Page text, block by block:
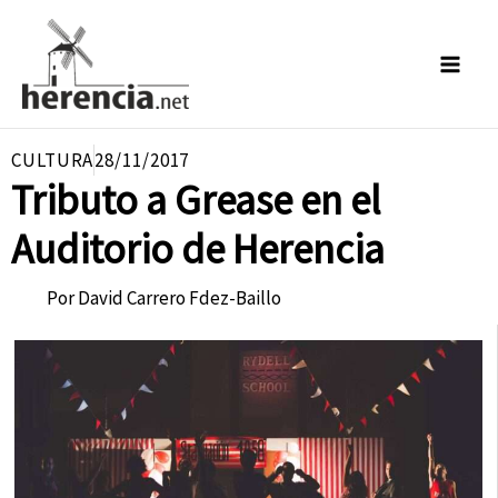
contenido
CULTURA28/11/2017
Tributo a Grease en el
Auditorio de Herencia
PorDavid Carrero Fdez-Baillo